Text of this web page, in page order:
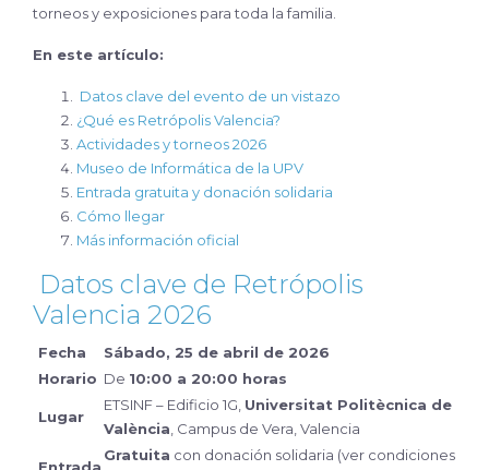
torneos y exposiciones para toda la familia.
En este artículo:
Datos clave del evento de un vistazo
¿Qué es Retrópolis Valencia?
Actividades y torneos 2026
Museo de Informática de la UPV
Entrada gratuita y donación solidaria
Cómo llegar
Más información oficial
Datos clave de Retrópolis
Valencia 2026
Fecha
Sábado, 25 de abril de 2026
Horario De 10:00 a 20:00 horas
Lugar
ETSINF – Edificio 1G, Universitat Politècnica de
València, Campus de Vera, Valencia
Gratuita con donación solidaria (ver condiciones